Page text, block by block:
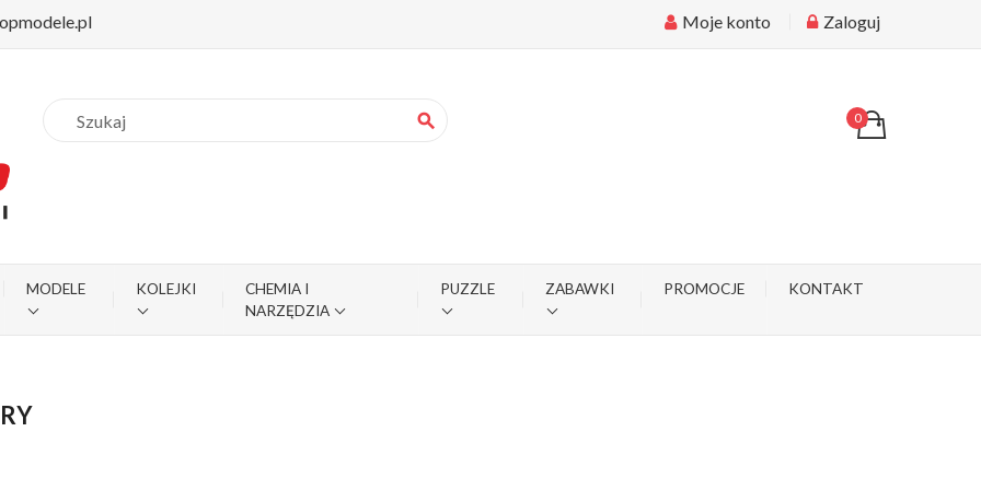
Moje konto Zaloguj
0
search
MODELE KOLEJKI
CHEMIA I
NARZĘDZIA
PUZZLE ZABAWKI PROMOCJE KONTAKT